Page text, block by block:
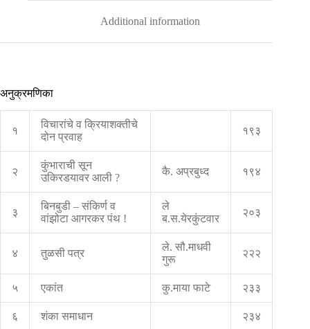
Additional information
अनुक्रमणिका
१
विचारांचे व क्रियाशक्तीचे
दोन प्रवाह
१९३
२
कुंभाराची सून
उकिरडयावर आली ?
कै. अप्रबुध्द १९४
३
बिनबुडी – संकिर्ण व
वांझोटा आगरकर पंथ !
ले
ब.स.येरकुंटवार
२०३
४ तुळसी पत्र
ले. सौ.माधवी
गुरू
२२२
५ एकांत कु.माया फाटे २३३
६ शंका समाधान २३४